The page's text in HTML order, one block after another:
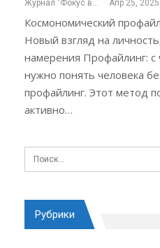
Апр 25, 2025
Космономический
Новый взгляд на
намерения Профайлинг: с
нужно понять человека
профайлинг. Этот метод
активно…
Рубрики